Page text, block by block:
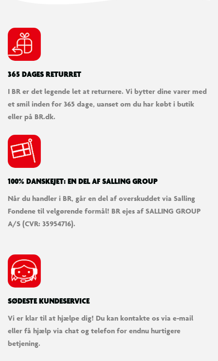
365 DAGES RETURRET
I BR er det legende let at returnere. Vi bytter dine varer med
et smil inden for 365 dage, uanset om du har købt i butik
eller på BR.dk.
100% DANSKEJET: EN DEL AF SALLING GROUP
Når du handler i BR, går en del af overskuddet via Salling
Fondene til velgørende formål! BR ejes af SALLING GROUP
A/S (CVR: 35954716).
SØDESTE KUNDESERVICE
Vi er klar til at hjælpe dig! Du kan kontakte os via e-mail
eller få hjælp via chat og telefon for endnu hurtigere
betjening.